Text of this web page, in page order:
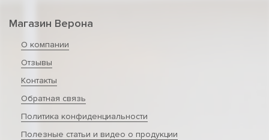
Магазин Верона
О компании
Отзывы
Контакты
Обратная связь
Политика конфиденциальности
Полезные статьи и видео о продукции